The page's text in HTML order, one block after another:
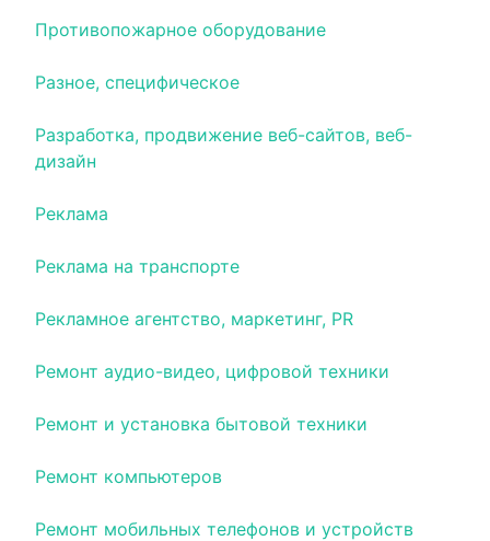
Противопожарное оборудование
Разное, специфическое
Разработка, продвижение веб-сайтов, веб-
дизайн
Реклама
Реклама на транспорте
Рекламное агентство, маркетинг, PR
Ремонт аудио-видео, цифровой техники
Ремонт и установка бытовой техники
Ремонт компьютеров
Ремонт мобильных телефонов и устройств